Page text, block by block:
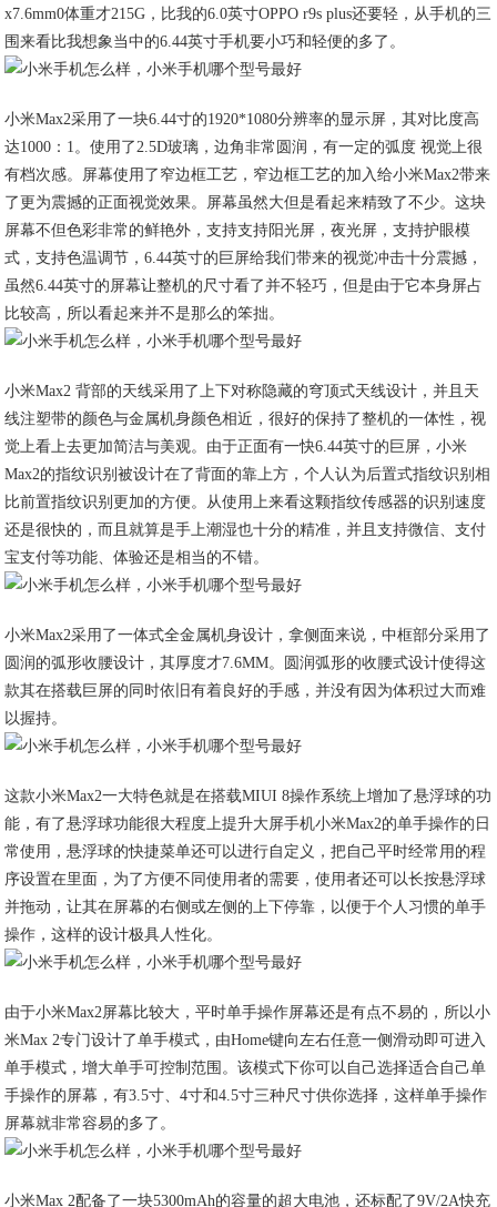
x7.6mm0体重才215G，比我的6.0英寸OPPO r9s plus还要轻，从手机的三
围来看比我想象当中的6.44英寸手机要小巧和轻便的多了。
小米Max2采用了一块6.44寸的1920*1080分辨率的显示屏，其对比度高
达1000：1。使用了2.5D玻璃，边角非常圆润，有一定的弧度 视觉上很
有档次感。屏幕使用了窄边框工艺，窄边框工艺的加入给小米Max2带来
了更为震撼的正面视觉效果。屏幕虽然大但是看起来精致了不少。这块
屏幕不但色彩非常的鲜艳外，支持支持阳光屏，夜光屏，支持护眼模
式，支持色温调节，6.44英寸的巨屏给我们带来的视觉冲击十分震撼，
虽然6.44英寸的屏幕让整机的尺寸看了并不轻巧，但是由于它本身屏占
比较高，所以看起来并不是那么的笨拙。
小米Max2 背部的天线采用了上下对称隐藏的穹顶式天线设计，并且天
线注塑带的颜色与金属机身颜色相近，很好的保持了整机的一体性，视
觉上看上去更加简洁与美观。由于正面有一快6.44英寸的巨屏，小米
Max2的指纹识别被设计在了背面的靠上方，个人认为后置式指纹识别相
比前置指纹识别更加的方便。从使用上来看这颗指纹传感器的识别速度
还是很快的，而且就算是手上潮湿也十分的精准，并且支持微信、支付
宝支付等功能、体验还是相当的不错。
小米Max2采用了一体式全金属机身设计，拿侧面来说，中框部分采用了
圆润的弧形收腰设计，其厚度才7.6MM。圆润弧形的收腰式设计使得这
款其在搭载巨屏的同时依旧有着良好的手感，并没有因为体积过大而难
以握持。
这款小米Max2一大特色就是在搭载MIUI 8操作系统上增加了悬浮球的功
能，有了悬浮球功能很大程度上提升大屏手机小米Max2的单手操作的日
常使用，悬浮球的快捷菜单还可以进行自定义，把自己平时经常用的程
序设置在里面，为了方便不同使用者的需要，使用者还可以长按悬浮球
并拖动，让其在屏幕的右侧或左侧的上下停靠，以便于个人习惯的单手
操作，这样的设计极具人性化。
由于小米Max2屏幕比较大，平时单手操作屏幕还是有点不易的，所以小
米Max 2专门设计了单手模式，由Home键向左右任意一侧滑动即可进入
单手模式，增大单手可控制范围。该模式下你可以自己选择适合自己单
手操作的屏幕，有3.5寸、4寸和4.5寸三种尺寸供你选择，这样单手操作
屏幕就非常容易的多了。
小米Max 2配备了一块5300mAh的容量的超大电池，还标配了9V/2A快充